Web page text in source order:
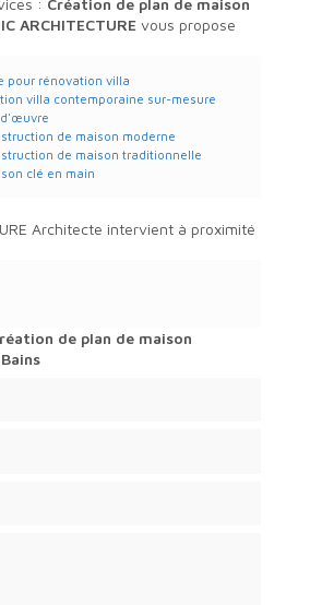
ARCHITECTURE vous propose
pour rénovation villa
villa contemporaine sur-mesure
d'œuvre
de maison moderne
de maison traditionnelle
clé en main
Architecte intervient à proximité
de plan de maison